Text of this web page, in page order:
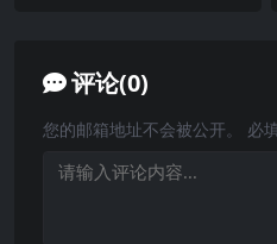
评论(0)
您的邮箱地址不会被公开。 必